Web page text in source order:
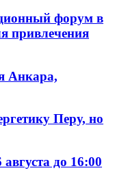
форум в
привлечения
Анкара,
Перу, но
до 16:00